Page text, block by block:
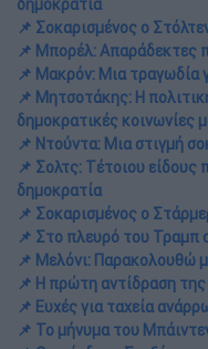
δημοκρατία
📌 Σοκαρισμένος ο
📌 Μπορέλ: Απαράδεκτες
📌 Μακρόν: Μια τραγωδία
📌 Μητσοτάκης: Η
δημοκρατικές κοινωνίες
📌 Ντούντα: Mια στιγμή
📌 Σολτς: Τέτοιου είδους
δημοκρατία
📌 Σοκαρισμένος ο
📌 Στο πλευρό του Τραμπ
📌 Μελόνι: Παρακολουθώ
📌 Η πρώτη αντίδραση
📌 Ευχές για ταχεία
📌 Το μήνυμα του